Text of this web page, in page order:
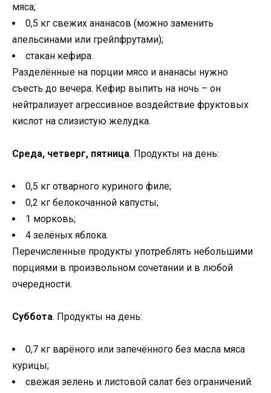
мяса;
0,5 кг свежих ананасов (можно заменить
апельсинами или грейпфрутами);
стакан кефира.
Разделённые на порции мясо и ананасы нужно
съесть до вечера. Кефир выпить на ночь – он
нейтрализует агрессивное воздействие фруктовых
кислот на слизистую желудка.
Среда, четверг, пятница. Продукты на день:
0,5 кг отварного куриного филе;
0,2 кг белокочанной капусты;
1 морковь;
4 зелёных яблока.
Перечисленные продукты употреблять небольшими
порциями в произвольном сочетании и в любой
очередности.
Суббота. Продукты на день:
0,7 кг варёного или запечённого без масла мяса
курицы;
свежая зелень и листовой салат без ограничений.